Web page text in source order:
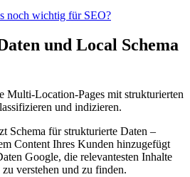
noch wichtig für SEO?
und Local Schema
Multi-Location-Pages mit strukturierten
und indizieren.
Schema für strukturierte Daten –
Content Ihres Kunden hinzugefügt
Google, die relevantesten Inhalte
verstehen und zu finden.